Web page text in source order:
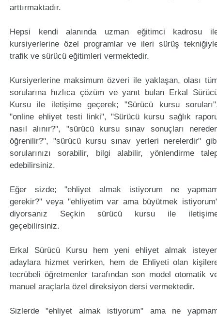
arttırmaktadır.
Hepsi kendi alanında uzman eğitimci kadrosu
kursiyerlerine özel programlar ve ileri sürüş
trafik ve sürücü eğitimleri vermektedir.
Kursiyerlerine maksimum özveri ile yaklaşan, olası
sorularına hızlıca çözüm ve yanıt bulan Erkal
Kursu ile iletişime geçerek; "Sürücü kursu
"online ehliyet testi linki", "Sürücü kursu sağlık
nasıl alınır?", "sürücü kursu sınav sonuçları
öğrenilir?", "sürücü kursu sınav yerleri nerelerdir"
sorularınızı sorabilir, bilgi alabilir, yönlendirme
edebilirsiniz.
Eğer sizde; "ehliyet almak istiyorum ne
gerekir?" veya "ehliyetim var ama büyütmek
diyorsanız Seçkin sürücü kursu ile
geçebilirsiniz.
Erkal Sürücü Kursu hem yeni ehliyet almak
adaylara hizmet verirken, hem de Ehliyeti olan
tecrübeli öğretmenler tarafından son model otomatik
manuel araçlarla özel direksiyon dersi vermektedir.
Sizlerde "ehliyet almak istiyorum" ama ne